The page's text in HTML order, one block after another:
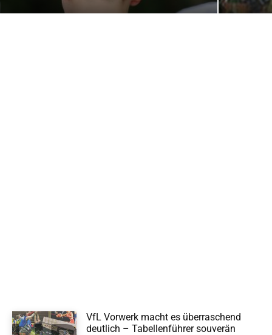
VfL Vorwerk macht es überraschend
deutlich – Tabellenführer souverän